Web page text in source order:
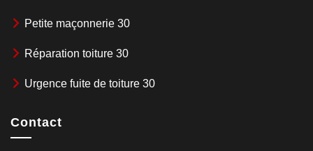
Petite maçonnerie 30
Réparation toiture 30
Urgence fuite de toiture 30
Contact